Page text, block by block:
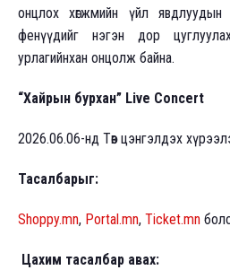
онцлох хөгжмийн үйл
фенүүдийг нэгэн дор
урлагийнхан онцолж байна.
“Хайрын бурхан” Live Concert
2026.06.06-нд Төв цэнгэлдэх
Тасалбарыг:
Shoppy.mn, Portal.mn, Ticket.mn
Цахим тасалбар авах: